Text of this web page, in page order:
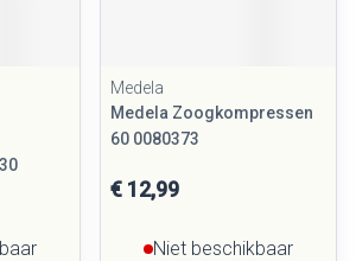
Medela
Medela Zoogkompressen
60 0080373
€ 12,99
Niet beschikbaar